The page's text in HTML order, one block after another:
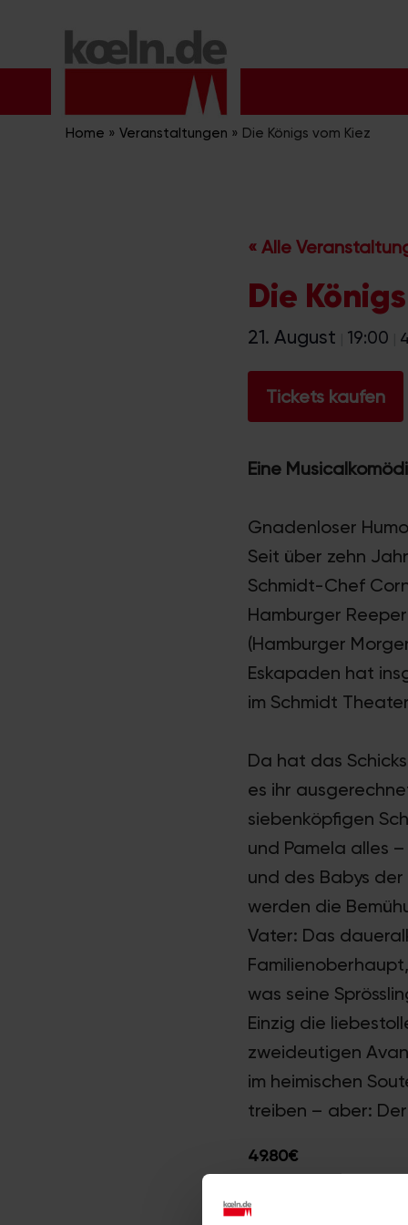
Inhalt
Home » Veranstaltungen » Die Königs vom Kiez
« Alle
Die
21. August 19:00
Tickets kaufen
Eine
Gnadenloser
Seit über zehn
Schmidt-Chef
Hamburger
(Hamburger
Eskapaden hat
im Schmidt
Da hat das
es ihr
siebenköpfigen
und Pamela alles
und des Babys
werden die
Vater: Das
was seine
Einzig die
zweideutigen
im heimischen
treiben – aber:
49.80€